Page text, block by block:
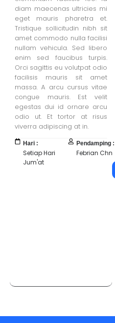
diam maecenas ultricies mi
eget mauris pharetra et.
Tristique sollicitudin nibh sit
amet commodo nulla facilisi
nullam vehicula. Sed libero
enim sed faucibus turpis.
Orci sagittis eu volutpat odio
facilisis mauris sit amet
massa. A arcu cursus vitae
congue mauris. Est velit
egestas dui id ornare arcu
odio ut. Et tortor at risus
viverra adipiscing at in.
Hari :
Setiap Hari
Jum'at
Pendamping :
Febrian Chn